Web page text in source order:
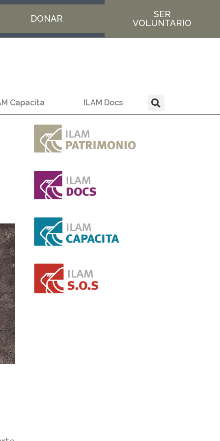
DONAR
SER
VOLUNTARIO
Capacita ILAM Docs